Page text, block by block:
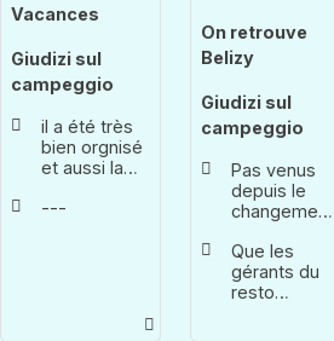
Vacances
Giudizi sul
campeggio
il a été très
bien orgnisé
et aussi la
bien
---
On retrouve
Belizy
Giudizi sul
campeggio
Pas venus
depuis le
changement
gouvernance.
On retrouve
l’essentiel...
Que les
gérants du
resto